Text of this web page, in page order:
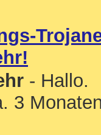
- Hallo.
3